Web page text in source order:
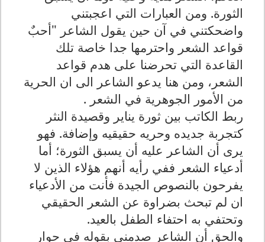
الثورة. ومن العبارات التي اعجبتني
واضحكتني في آن حين يقول الشاعر "أحبٌ
قواعد الشعر واحترمها جدا خاصة تلك
القاعدة التي تحرضنا على هدم قواعد
الشعر، ومن هنا يدعو الشاعر الى ان الحرية
من الأمور الجوهرية في الشعر .
ربط الكاتب بين ثورة يناير وقصيدة النثر
كتجربة جديده وحريه حقيقيه وإضافة. فهو
يرى أن الشاعر عليه أن يسبق الثورة؛ أما
أدعياء الشعر ففي رأيه أنهم هؤلاء الذين لا
يفرحون بالنصوص الجيدة فأنت من الأدعياء
ان لم تبحث بضراوة عن الشعر الحقيقي
وتحتفي به احتفاء الطفل بالعيد.
والحق أن الشاعر صدمني بقوله في حوار